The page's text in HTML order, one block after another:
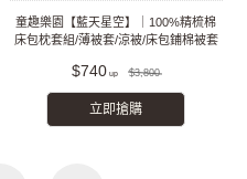
童趣樂園【藍天星空】｜100%精梳棉
床包枕套組/薄被套/涼被/床包鋪棉被套
$740 $3,800
立即搶購